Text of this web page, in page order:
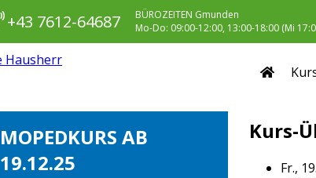
+43 7612-64687
BÜROZEITEN Gmunden
Mo-Do: 09:00-12:00, 13:00-18:00 (Mi
MOPEDKURS AB
19.12.25
Kurs-
Fr.,